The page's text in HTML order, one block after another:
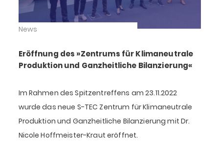
News
Eröffnung des »Zentrums für Klimaneutrale
Produktion und Ganzheitliche Bilanzierung«
Im Rahmen des Spitzentreffens am 23.11.2022
wurde das neue S-TEC Zentrum für Klimaneutrale
Produktion und Ganzheitliche Bilanzierung mit Dr.
Nicole Hoffmeister-Kraut eröffnet.